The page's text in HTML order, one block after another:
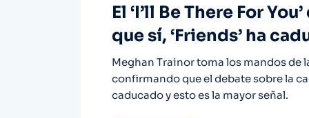
El ‘I’ll Be There For
que sí, ‘Friends’ ha
Meghan Trainor toma los mandos de
confirmando que el debate sobre la
caducado y esto es la mayor señal.